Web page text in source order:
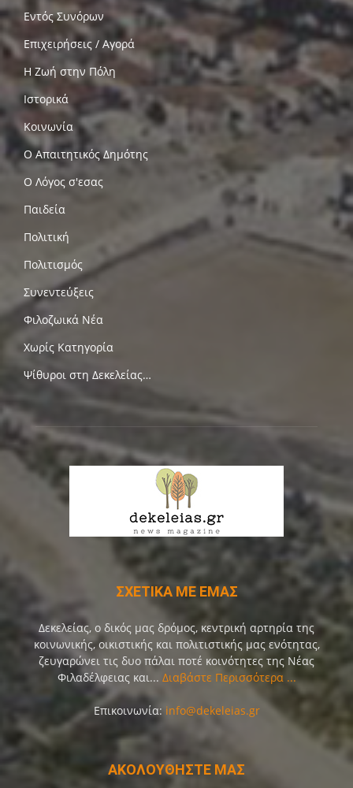
Εντός Συνόρων
Επιχειρήσεις / Αγορά
Η Ζωή στην Πόλη
Ιστορικά
Κοινωνία
Ο Απαιτητικός Δημότης
Ο Λόγος σ'εσας
Παιδεία
Πολιτική
Πολιτισμός
Συνεντεύξεις
Φιλοζωικά Νέα
Χωρίς Κατηγορία
Ψίθυροι στη Δεκελείας…
ΣΧΕΤΙΚΑ ΜΕ ΕΜΑΣ
Δεκελείας, ο δικός μας δρόμος, κεντρική αρτηρία της
κοινωνικής, οικιστικής και πολιτιστικής μας ενότητας,
ζευγαρώνει τις δυο πάλαι ποτέ κοινότητες της Νέας
Φιλαδέλφειας και... Διαβάστε Περισσότερα ...
Επικοινωνία: info@dekeleias.gr
ΑΚΟΛΟΥΘΗΣΤΕ ΜΑΣ